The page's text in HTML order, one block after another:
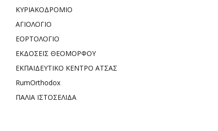
ΚΥΡΙΑΚΟΔΡΟΜΙΟ
ΑΓΙΟΛΟΓΙΟ
ΕΟΡΤΟΛΟΓΙΟ
ΕΚΔΟΣΕΙΣ ΘΕΟΜΟΡΦΟΥ
ΕΚΠΑΙΔΕΥΤΙΚΟ ΚΕΝΤΡΟ ΑΤΣΑΣ
RumOrthodox
ΠΑΛΙΑ ΙΣΤΟΣΕΛΙΔΑ